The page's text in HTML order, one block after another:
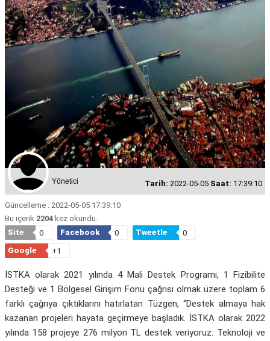
Yönetici Tarih: 2022-05-05 Saat: 17:39:10
Güncelleme : 2022-05-05 17:39:10
Bu içerik 2204 kez okundu.
Site
0 Facebook 0 Tweetle
0
Google
+1
İSTKA olarak 2021 yılında 4 Mali Destek Programı, 1 Fizibilite
Desteği ve 1 Bölgesel Girişim Fonu çağrısı olmak üzere toplam 6
farklı çağrıya çıktıklarını hatırlatan Tüzgen, “Destek almaya hak
kazanan projeleri hayata geçirmeye başladık. İSTKA olarak 2022
yılında 158 projeye 276 milyon TL destek veriyoruz. Teknoloji ve